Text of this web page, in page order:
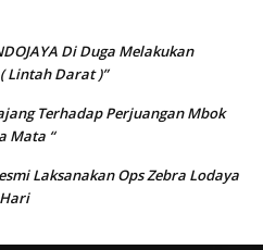
Di Duga Melakukan
Lintah Darat )”
Terhadap Perjuangan Mbok
Mata “
Laksanakan Ops Zebra Lodaya